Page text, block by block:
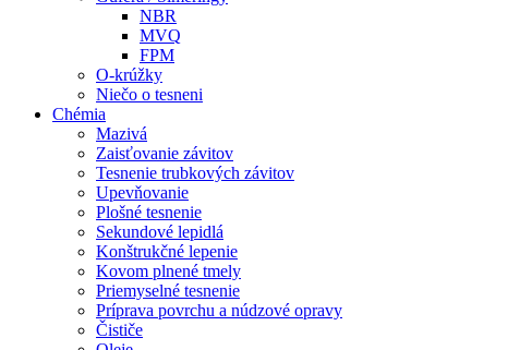
NBR
MVQ
FPM
O-krúžky
Niečo o tesneni
Chémia
Mazivá
Zaisťovanie závitov
Tesnenie trubkových závitov
Upevňovanie
Plošné tesnenie
Sekundové lepidlá
Konštrukčné lepenie
Kovom plnené tmely
Priemyselné tesnenie
Príprava povrchu a núdzové opravy
Čističe